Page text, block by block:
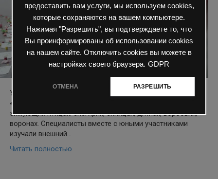
предоставить вам услуги, мы используем cookies,
которые сохраняются на вашем компьютере.
Нажимая "Разрешить", вы подтверждаете то, что
Вы проинформированы об использовании cookies
на нашем сайте. Отключить cookies вы можете в
настройках своего браузера. GDPR
ОТМЕНА РАЗРЕШИТЬ
Ученики 1«А» класса в музее прослушали лекцию
«Пернатые соседи», на которой рассказали ребятам о
зимующих птицах: снегирях, синицах, дятлах, воробьях,
воронах. Специалисты вместе с юными участниками
изучали внешний…
Читать полностью